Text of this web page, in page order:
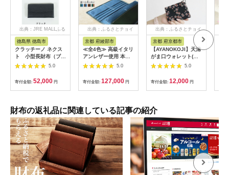
出典：JRE MALLふる
さと納税
徳島県 徳島市
クラッチーノ ネクス
ト 小型長財布（ブラ
ック）
5.0
寄付金額: 52,000 円
出典：ふるさとチョイ
ス
京都 府綾部市
≪全4色≫ 高級イタリ
アンレザー使用 本革
長財布 【 イタリアン
レザー ブッテーロ 長
財布 さいふ 財布 レザ
ー イタリア革 本革長
財布 プレゼント 贈り
革財布 革 京都 綾部
】
5.0
寄付金額: 127,000 円
出典：ふるさとチョイ
京都 府京都市
【AYANOKOJI】天溝
がま口ウォレット(流
花 黒)
5.0
寄付金額: 12,000 円
財布の返礼品に関連している記事の紹介